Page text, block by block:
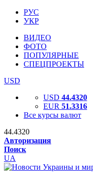
РУС
УКР
ВИДЕО
ФОТО
ПОПУЛЯРНЫЕ
СПЕЦПРОЕКТЫ
USD
USD 44.4320
EUR 51.3316
Все курсы валют
44.4320
Авторизация
Поиск
UA